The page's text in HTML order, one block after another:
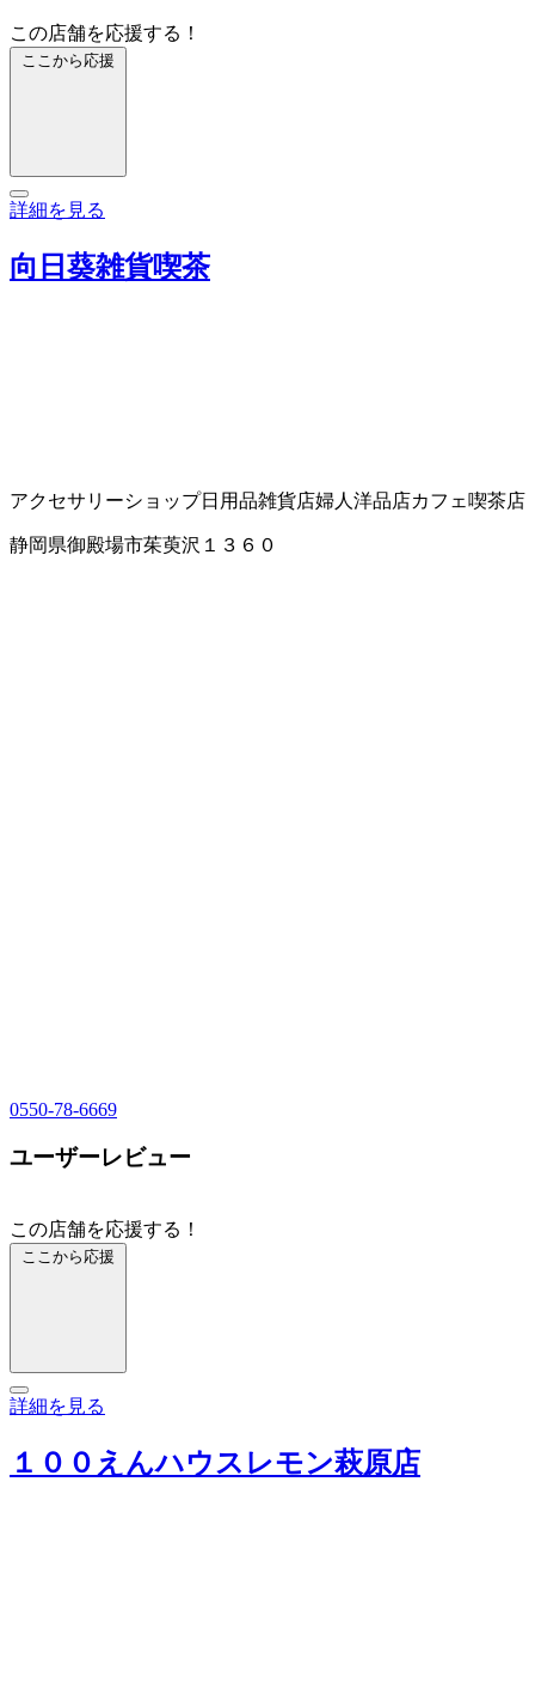
この店舗を応援する！
ここから応援
詳細を見る
向日葵雑貨喫茶
アクセサリーショップ日用品雑貨店婦人洋品店カフェ 喫茶店
静岡県御殿場市茱萸沢１３６０
0550-78-6669
ユーザーレビュー
この店舗を応援する！
ここから応援
詳細を見る
１００えんハウスレモン萩原店